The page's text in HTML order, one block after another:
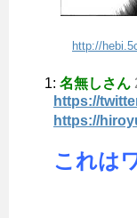
http://
1: 名無しさん
https://
https://
これは